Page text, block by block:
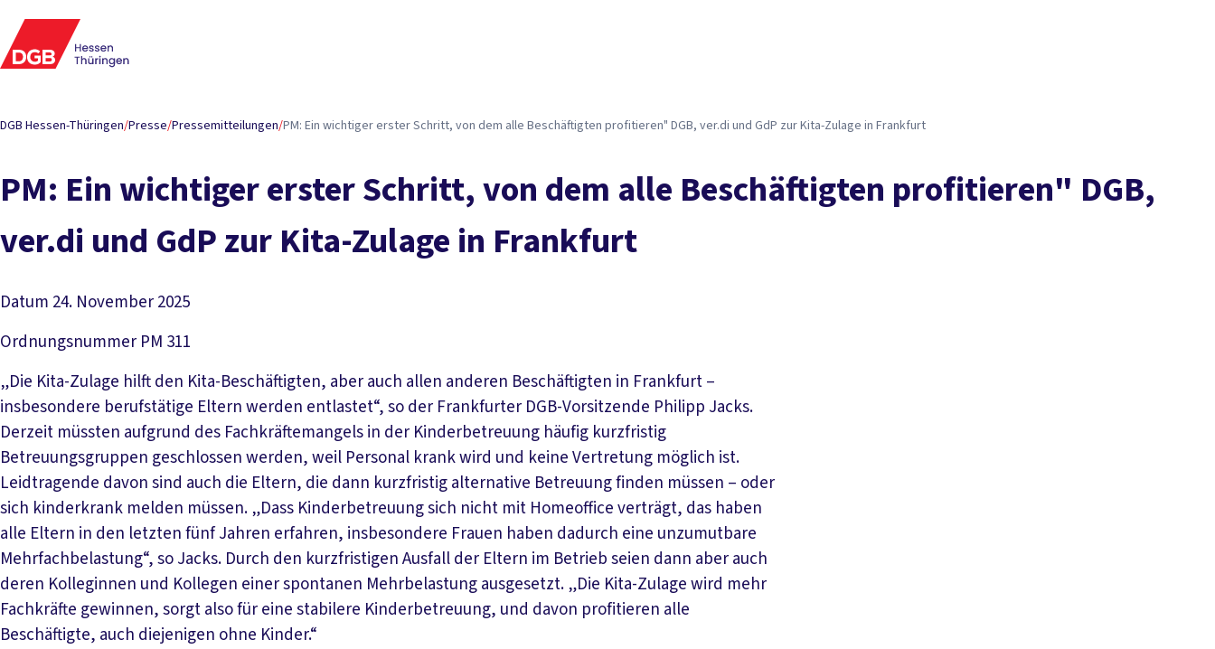
DGB Hessen-Thüringen/Presse/Pressemitteilungen/PM: Ein wichtiger erster Schritt, von dem alle Beschäftigten profitieren" DGB, ver.di und GdP zur Kita-Zulage in Frankfurt
PM: Ein wichtiger erster Schritt, von dem alle Beschäftigten profitieren" DGB,
ver.di und GdP zur Kita-Zulage in Frankfurt
Datum 24. November 2025
Ordnungsnummer PM 311
„Die Kita-Zulage hilft den Kita-Beschäftigten, aber auch allen anderen Beschäftigten in Frankfurt –
insbesondere berufstätige Eltern werden entlastet“, so der Frankfurter DGB-Vorsitzende Philipp Jacks.
Derzeit müssten aufgrund des Fachkräftemangels in der Kinderbetreuung häufig kurzfristig
Betreuungsgruppen geschlossen werden, weil Personal krank wird und keine Vertretung möglich ist.
Leidtragende davon sind auch die Eltern, die dann kurzfristig alternative Betreuung finden müssen – oder
sich kinderkrank melden müssen. „Dass Kinderbetreuung sich nicht mit Homeoffice verträgt, das haben
alle Eltern in den letzten fünf Jahren erfahren, insbesondere Frauen haben dadurch eine unzumutbare
Mehrfachbelastung“, so Jacks. Durch den kurzfristigen Ausfall der Eltern im Betrieb seien dann aber auch
deren Kolleginnen und Kollegen einer spontanen Mehrbelastung ausgesetzt. „Die Kita-Zulage wird mehr
Fachkräfte gewinnen, sorgt also für eine stabilere Kinderbetreuung, und davon profitieren alle
Beschäftigte, auch diejenigen ohne Kinder.“